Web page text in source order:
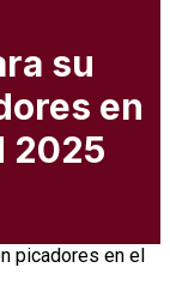
su
en
2025